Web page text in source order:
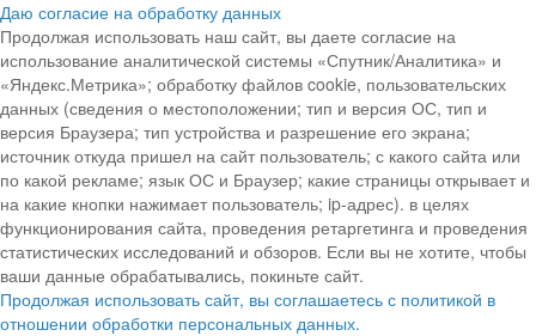
Даю согласие на обработку данных
Продолжая использовать наш сайт, вы даете согласие на
использование аналитической системы «Спутник/Аналитика» и
«Яндекс.Метрика»; обработку файлов cookie, пользовательских
данных (сведения о местоположении; тип и версия ОС, тип и
версия Браузера; тип устройства и разрешение его экрана;
источник откуда пришел на сайт пользователь; с какого сайта или
по какой рекламе; язык ОС и Браузер; какие страницы открывает и
на какие кнопки нажимает пользователь; ip-адрес). в целях
функционирования сайта, проведения ретаргетинга и проведения
статистических исследований и обзоров. Если вы не хотите, чтобы
ваши данные обрабатывались, покиньте сайт.
Продолжая использовать сайт, вы соглашаетесь с политикой в
отношении обработки персональных данных.